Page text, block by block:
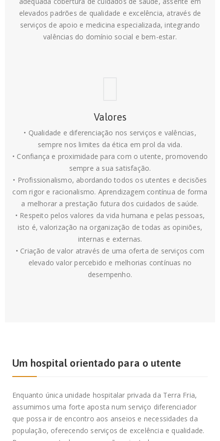
elevados padrões de qualidade e excelência, através de
serviços de apoio e medicina especializada, integrando
valências do domínio social e bem-estar.
Valores
• Qualidade e diferenciação nos serviços e valências,
sempre nos limites da ética em prol da vida.
• Confiança e proximidade para com o utente, promovendo
sempre a sua satisfação.
• Profissionalismo, abordando todos os utentes e decisões
com rigor e racionalismo. Aprendizagem contínua de forma
a melhorar a prestação futura dos cuidados de saúde.
• Respeito pelos valores da vida humana e pelas pessoas,
isto é, valorização na organização de todas as opiniões,
internas e externas.
• Criação de valor através de uma oferta de serviços com
elevado valor percebido e melhorias contínuas no
desempenho.
Um hospital orientado para o utente
Enquanto única unidade hospitalar privada da Terra Fria,
assumimos uma forte aposta num serviço diferenciador
que possa ir de encontro aos anseios e necessidades da
população, oferecendo serviços de excelência e qualidade.